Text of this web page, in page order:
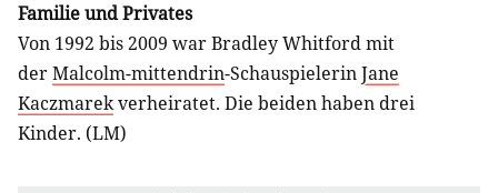
Familie und Privates
Von 1992 bis 2009 war Bradley Whitford mit
derMalcolm-mittendrin-SchauspielerinJane
Kaczmarekverheiratet. Die beiden haben drei
Kinder. (LM)